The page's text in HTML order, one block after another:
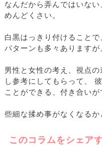
なんだから弄んではいな
めんどくさい。
白黒はっきり付けること
パターンも多々ありますが
男性と女性の考え、視点
し参考にしてもらって、
ことができる、付き合いが
些細な揉め事がなくなるか
このコラムをシェア